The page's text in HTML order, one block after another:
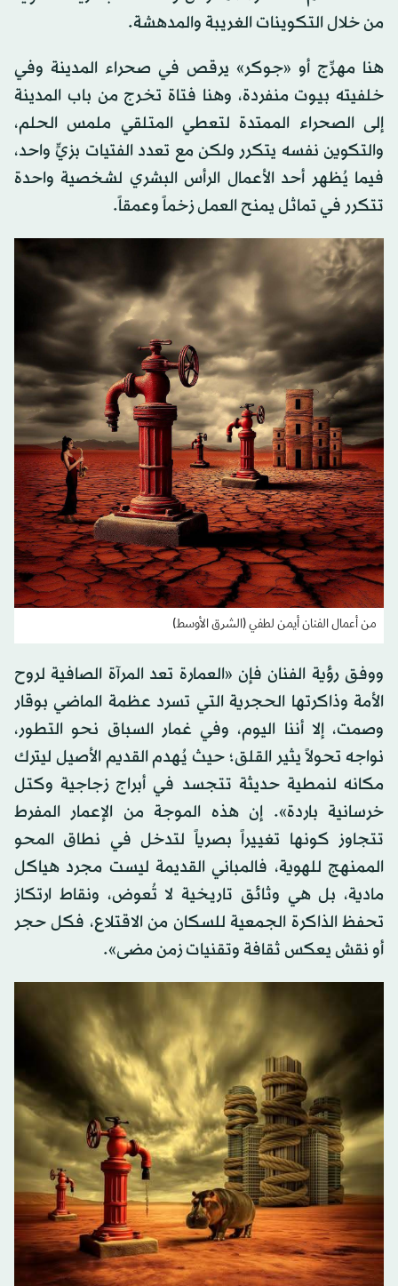
من خلال التكوينات الغريبة والمدهشة.
هنا مهرِّج أو «جوكر» يرقص في صحراء المدينة وفي
خلفيته بيوت منفردة، وهنا فتاة تخرج من باب المدينة
إلى الصحراء الممتدة لتعطي المتلقي ملمس الحلم،
والتكوين نفسه يتكرر ولكن مع تعدد الفتيات بزيٍّ واحد،
فيما يُظهر أحد الأعمال الرأس البشري لشخصية واحدة
تتكرر في تماثل يمنح العمل زخماً وعمقاً.
من أعمال الفنان أيمن لطفي (الشرق الأوسط)
ووفق رؤية الفنان فإن «العمارة تعد المرآة الصافية لروح
الأمة وذاكرتها الحجرية التي تسرد عظمة الماضي بوقار
وصمت، إلا أننا اليوم، وفي غمار السباق نحو التطور،
نواجه تحولاً يثير القلق؛ حيث يُهدم القديم الأصيل ليترك
مكانه لنمطية حديثة تتجسد في أبراج زجاجية وكتل
خرسانية باردة». إن هذه الموجة من الإعمار المفرط
تتجاوز كونها تغييراً بصرياً لتدخل في نطاق المحو
الممنهج للهوية، فالمباني القديمة ليست مجرد هياكل
مادية، بل هي وثائق تاريخية لا تُعوض، ونقاط ارتكاز
تحفظ الذاكرة الجمعية للسكان من الاقتلاع، فكل حجر
أو نقش يعكس ثقافة وتقنيات زمن مضى».